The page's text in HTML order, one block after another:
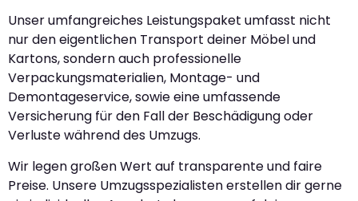
Unser umfangreiches Leistungspaket umfasst nicht
nur den eigentlichen Transport deiner Möbel und
Kartons, sondern auch professionelle
Verpackungsmaterialien, Montage- und
Demontageservice, sowie eine umfassende
Versicherung für den Fall der Beschädigung oder
Verluste während des Umzugs.
Wir legen großen Wert auf transparente und faire
Preise. Unsere Umzugsspezialisten erstellen dir gerne